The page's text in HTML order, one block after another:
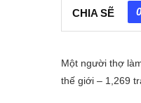
CHIA SẼ 0
Một người thợ
thế giới – 1,269